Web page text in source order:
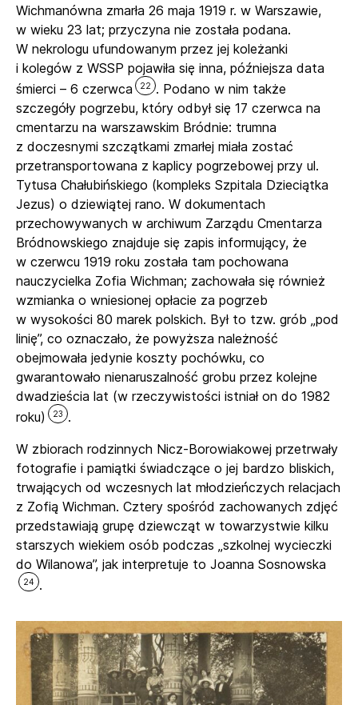
Wichmanówna zmarła 26 maja 1919 r. w Warszawie,
w wieku 23 lat; przyczyna nie została podana.
W nekrologu ufundowanym przez jej koleżanki
i kolegów z WSSP pojawiła się inna, późniejsza data
śmierci – 6 czerwca
22
. Podano w nim także
szczegóły pogrzebu, który odbył się 17 czerwca na
cmentarzu na warszawskim Bródnie: trumna
z doczesnymi szczątkami zmarłej miała zostać
przetransportowana z kaplicy pogrzebowej przy ul.
Tytusa Chałubińskiego (kompleks Szpitala Dzieciątka
Jezus) o dziewiątej rano. W dokumentach
przechowywanych w archiwum Zarządu Cmentarza
Bródnowskiego znajduje się zapis informujący, że
w czerwcu 1919 roku została tam pochowana
nauczycielka Zofia Wichman; zachowała się również
wzmianka o wniesionej opłacie za pogrzeb
w wysokości 80 marek polskich. Był to tzw. grób „pod
linię”, co oznaczało, że powyższa należność
obejmowała jedynie koszty pochówku, co
gwarantowało nienaruszalność grobu przez kolejne
dwadzieścia lat (w rzeczywistości istniał on do 1982
roku)
23
.
W zbiorach rodzinnych Nicz-Borowiakowej przetrwały
fotografie i pamiątki świadczące o jej bardzo bliskich,
trwających od wczesnych lat młodzieńczych relacjach
z Zofią Wichman. Cztery spośród zachowanych zdjęć
przedstawiają grupę dziewcząt w towarzystwie kilku
starszych wiekiem osób podczas „szkolnej wycieczki
do Wilanowa”, jak interpretuje to Joanna Sosnowska
24 .